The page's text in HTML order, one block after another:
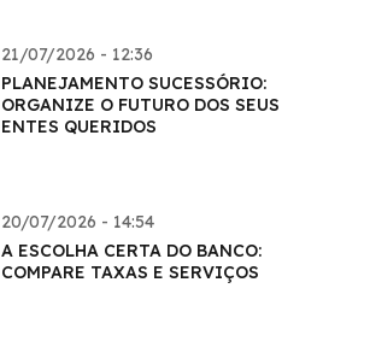
21/07/2026 - 12:36
PLANEJAMENTO SUCESSÓRIO:
ORGANIZE O FUTURO DOS SEUS
ENTES QUERIDOS
20/07/2026 - 14:54
A ESCOLHA CERTA DO BANCO:
COMPARE TAXAS E SERVIÇOS